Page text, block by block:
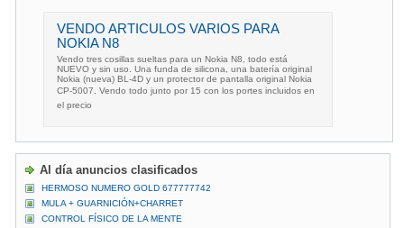
VENDO ARTICULOS VARIOS PARA
NOKIA N8
Vendo tres cosillas sueltas para un Nokia N8, todo está
NUEVO y sin uso. Una funda de silicona, una batería original
Nokia (nueva) BL-4D y un protector de pantalla original Nokia
CP-5007. Vendo todo junto por 15 con los portes incluidos en
el precio
Al día anuncios clasificados
HERMOSO NUMERO GOLD 677777742
MULA + GUARNICIÓN+CHARRET
CONTROL FÍSICO DE LA MENTE